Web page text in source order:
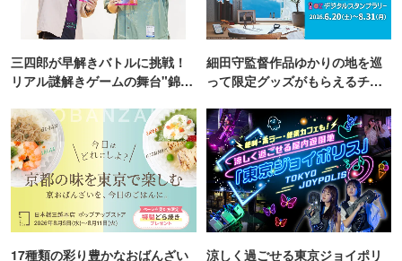
三四郎が早解きバトルに挑戦！
リアル謎解きゲームの舞台"錦糸
細田守監督作品ゆかりの地を巡
って限定グッズがもらえるチャ
17種類の彩り豊かなおばんざい 涼しく過ごせる東京ジョイポリ